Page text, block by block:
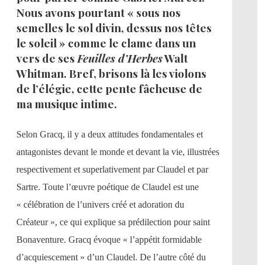
Nous avons pourtant « sous nos
semelles le sol divin, dessus nos têtes
le soleil » comme le clame dans un
vers de ses Feuilles d’HerbesWalt
Whitman. Bref, brisons là les violons
de l’élégie, cette pente fâcheuse de
ma musique intime.
Selon Gracq, il y a deux attitudes fondamentales et
antagonistes devant le monde et devant la vie, illustrées
respectivement et superlativement par Claudel et par
Sartre. Toute l’œuvre poétique de Claudel est une
« célébration de l’univers créé et adoration du
Créateur », ce qui explique sa prédilection pour saint
Bonaventure. Gracq évoque « l’appétit formidable
d’acquiescement » d’un Claudel. De l’autre côté du